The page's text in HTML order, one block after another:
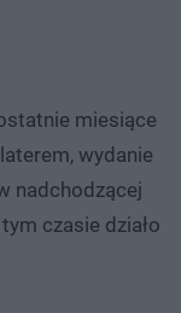
miesiące
wydanie
nadchodzącej
czasie działo